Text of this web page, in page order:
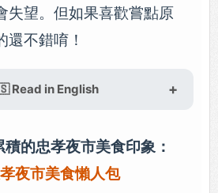
失望。但如果喜歡嘗點原
還不錯唷！
Read in English
的忠孝夜市美食印象：
夜市美食懶人包